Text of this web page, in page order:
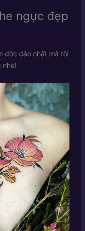
ngực đẹp
độc đáo nhất mà tôi
nhé!